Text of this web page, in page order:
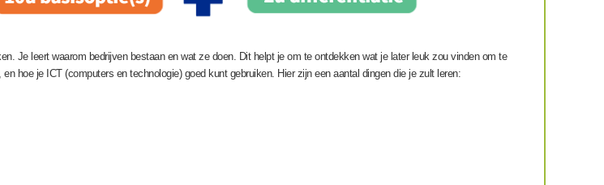
Je leert waarom bedrijven bestaan en wat ze doen. Dit helpt je om te ontdekken wat je later leuk zou vinden om te
hoe je ICT (computers en technologie) goed kunt gebruiken. Hier zijn een aantal dingen die je zult leren: